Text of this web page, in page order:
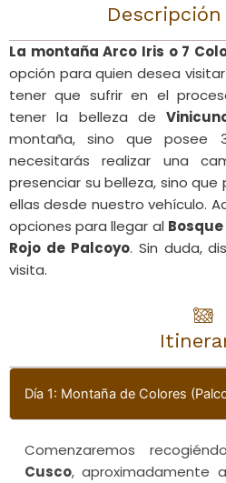
La montaña Arco Iris o 7
opción para quien desea
tener que sufrir en el
tener la belleza de
montaña, sino que posee
necesitarás realizar una
presenciar su belleza, sino
ellas desde nuestro vehículo.
opciones para llegar al
Rojo de Palcoyo. Sin duda,
visita.
Día 1: Montaña de Colores
Comenzaremos
Cusco, aproximadamente